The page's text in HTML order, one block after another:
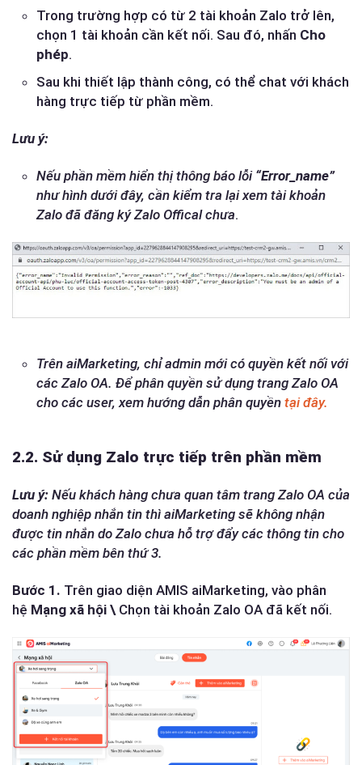
Trong trường hợp có từ 2 tài khoản Zalo trở lên,
chọn 1 tài khoản cần kết nối. Sau đó, nhấn Cho
phép.
Sau khi thiết lập thành công, có thể chat với khách
hàng trực tiếp từ phần mềm.
Lưu ý:
Nếu phần mềm hiển thị thông báo lỗi “Error_name”
như hình dưới đây, cần kiểm tra lại xem tài khoản
Zalo đã đăng ký Zalo Offical chưa.
Trên aiMarketing, chỉ admin mới có quyền kết nối với
các Zalo OA. Để phân quyền sử dụng trang Zalo OA
cho các user, xem hướng dẫn phân quyền tại đây.
2.2. Sử dụng Zalo trực tiếp trên phần mềm
Lưu ý: Nếu khách hàng chưa quan tâm trang Zalo OA của
doanh nghiệp nhắn tin thì aiMarketing sẽ không nhận
được tin nhắn do Zalo chưa hỗ trợ đẩy các thông tin cho
các phần mềm bên thứ 3.
Bước 1. Trên giao diện AMIS aiMarketing, vào phân
hệ Mạng xã hội \ Chọn tài khoản Zalo OA đã kết nối.